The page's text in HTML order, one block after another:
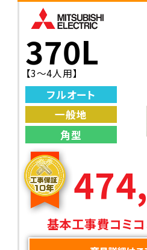
370L
【3〜4人用】
フルオート
一般地
角型
基本工事費コミコ